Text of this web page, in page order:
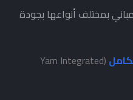
بمختلف أنواعها بجودة
(Yam Integrated